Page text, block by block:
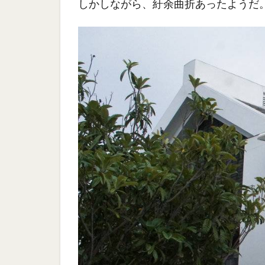
しかしながら、紆余曲折あったようだ